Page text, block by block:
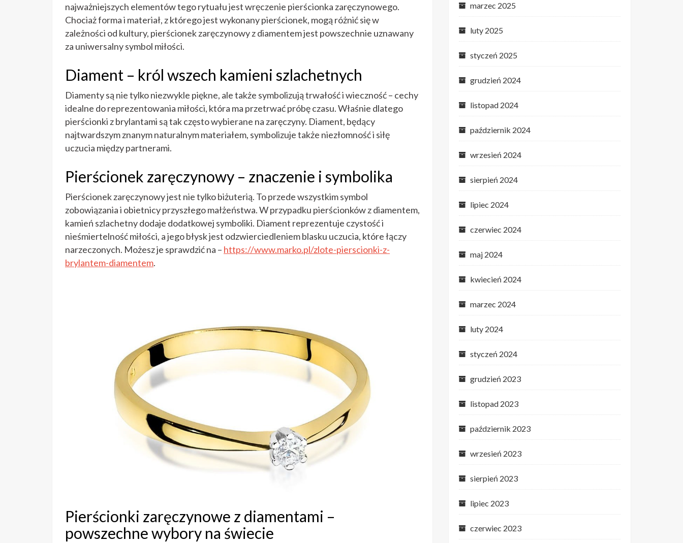
najważniejszych elementów tego rytuału jest wręczenie pierścionka zaręczynowego.
Chociaż forma i materiał, z którego jest wykonany pierścionek, mogą różnić się w
zależności od kultury, pierścionek zaręczynowy z diamentem jest powszechnie uznawany
za uniwersalny symbol miłości.
Diament – król wszech kamieni szlachetnych
Diamenty są nie tylko niezwykle piękne, ale także symbolizują trwałość i wieczność – cechy
idealne do reprezentowania miłości, która ma przetrwać próbę czasu. Właśnie dlatego
pierścionki z brylantami są tak często wybierane na zaręczyny. Diament, będący
najtwardszym znanym naturalnym materiałem, symbolizuje także niezłomność i siłę
uczucia między partnerami.
Pierścionek zaręczynowy – znaczenie i symbolika
Pierścionek zaręczynowy jest nie tylko biżuterią. To przede wszystkim symbol
zobowiązania i obietnicy przyszłego małżeństwa. W przypadku pierścionków z diamentem,
kamień szlachetny dodaje dodatkowej symboliki. Diament reprezentuje czystość i
nieśmiertelność miłości, a jego błysk jest odzwierciedleniem blasku uczucia, które łączy
narzeczonych. Możesz je sprawdzić na – https://www.marko.pl/zlote-pierscionki-z-
brylantem-diamentem.
Pierścionki zaręczynowe z diamentami –
powszechne wybory na świecie
marzec 2025
luty 2025
styczeń 2025
grudzień 2024
listopad 2024
październik 2024
wrzesień 2024
sierpień 2024
lipiec 2024
czerwiec 2024
maj 2024
kwiecień 2024
marzec 2024
luty 2024
styczeń 2024
grudzień 2023
listopad 2023
październik 2023
wrzesień 2023
sierpień 2023
lipiec 2023
czerwiec 2023